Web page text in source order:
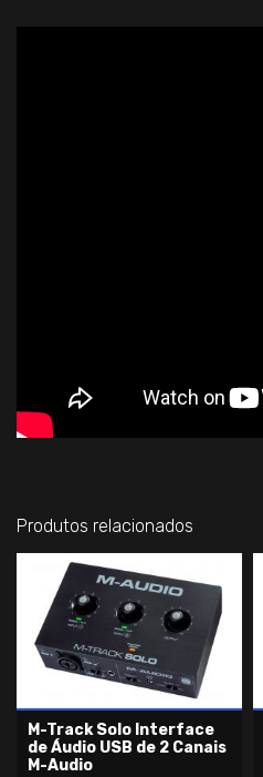
Produtos relacionados
M-Track Solo Interface
de Áudio USB de 2 Canais
M-Audio